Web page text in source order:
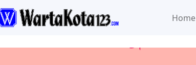
Home